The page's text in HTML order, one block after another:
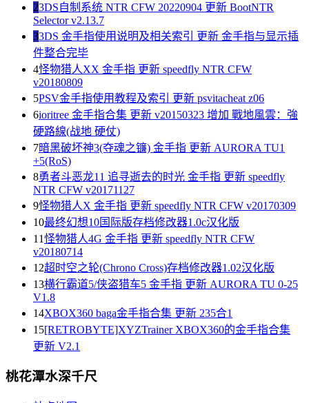
23DS自制系统 NTR CFW 20220904 更新 BootNTR
Selector v2.13.7
33DS 金手指使用说明及相关索引 更新 金手指与显示插
件整合完毕
4怪物猎人XX 金手指 更新 speedfly NTR CFW
v20180809
5PSV金手指使用教程及索引 更新 psvitacheat z06
6ioritree 金手指合集 更新 v20150323 增加 戰地風雲：強
硬路線(战地 硬仗)
7暗黑破坏神3(夺魂之镰) 金手指 更新 AURORA TU1
+5(RoS)
8勇者斗恶龙11 追寻逝去的时光 金手指 更新 speedfly
NTR CFW v20171127
9怪物猎人X 金手指 更新 speedfly NTR CFW v20170309
10最终幻想10国际版存档修改器1.0c汉化版
11怪物猎人4G 金手指 更新 speedfly NTR CFW
v20180714
12超时空之轮(Chrono Cross)存档修改器1.02汉化版
13横行霸道5/侠盗猎车5 金手指 更新 AURORA TU 0-25
V1.8
14XBOX360 baga金手指合集 更新 235合1
15[RETROBYTE]XYZTrainer XBOX360的金手指合集
更新 V2.1
桃花潭水深千尺